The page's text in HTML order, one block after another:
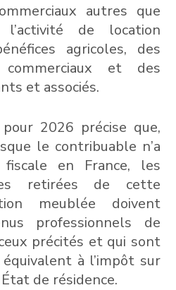
autres que
de location
agricoles, des
et des
et associés.
2026 précise que,
le contribuable n’a
en France, les
retirées de cette
meublée doivent
professionnels de
précités et qui sont
à l’impôt sur
de résidence.